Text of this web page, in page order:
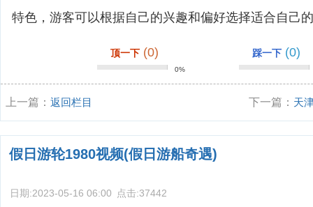
特色，游客可以根据自己的兴趣和偏好选择适合自己
顶一下 (0)
0%
踩一下 (0)
上一篇： 返回栏目 下一篇： 天
假日游轮1980视频(假日游船奇遇)
日期:2023-05-16 06:00 点击:37442